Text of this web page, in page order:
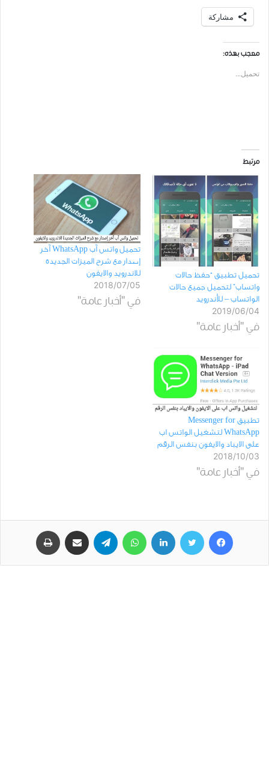
مشاركة
معجب بهذه:
تحميل...
مرتبط
تحميل تطبيق “حفظ حالات
واتساب” لتحميل جميع حالات
الواتساب – للأندرويد
2019/06/04
في "أخبار عامة"
تحميل واتس آب WhatsApp آخر
إصدار مع شرح الميزات الجديدة
للاندرويد والايفون
2018/07/05
في "أخبار عامة"
تطبيق Messenger for
WhatsApp لتشغيل الواتس اب
على الايباد والايفون بنفس الرقم
2018/10/03
في "أخبار عامة"
فيسبوك تويتر لينكدإن واتساب تيلقرام مشاركة عبر البريد